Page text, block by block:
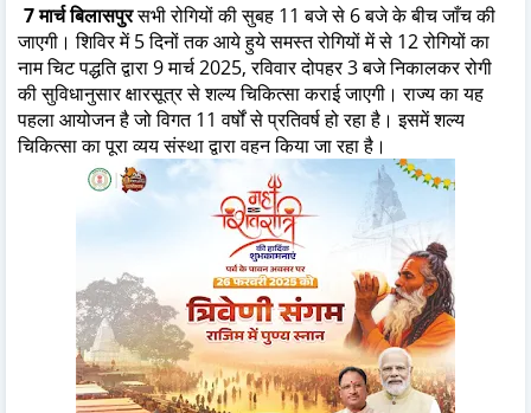
7 मार्च बिलासपुरसभी रोगियों की सुबह 11 बजे से 6 बजे के बीच जाँच की
जाएगी। शिविर में 5 दिनों तक आये हुये समस्त रोगियों में से 12 रोगियों का
नाम चिट पद्धति द्वारा 9 मार्च 2025, रविवार दोपहर 3 बजे निकालकर रोगी
की सुविधानुसार क्षारसूत्र से शल्य चिकित्सा कराई जाएगी। राज्य का यह
पहला आयोजन है जो विगत 11 वर्षों से प्रतिवर्ष हो रहा है। इसमें शल्य
चिकित्सा का पूरा व्यय संस्था द्वारा वहन किया जा रहा है।